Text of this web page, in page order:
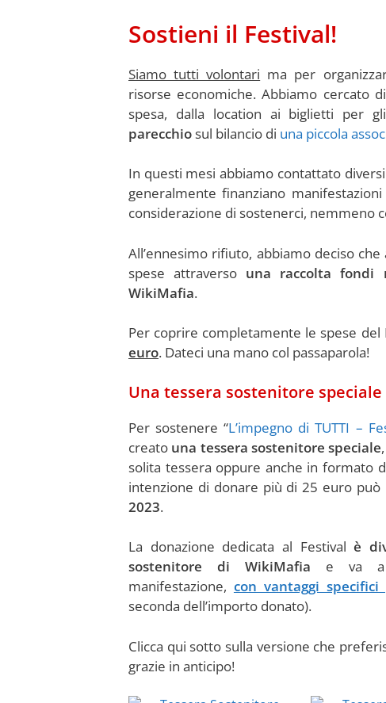
Sostieni il Festival!
Siamo tutti volontari ma per
risorse economiche. Abbiamo cercato
spesa, dalla location ai biglietti per
parecchio sul bilancio di una piccola
In questi mesi abbiamo contattato
generalmente finanziano
considerazione di sostenerci, nemmeno
All’ennesimo rifiuto, abbiamo deciso
spese attraverso una raccolta fondi
WikiMafia.
Per coprire completamente le spese del
euro. Dateci una mano col passaparola!
Una tessera sostenitore speciale
Per sostenere “L’impegno di TUTTI –
creato una tessera sostenitore speciale
solita tessera oppure anche in formato
intenzione di donare più di 25 euro può
2023.
La donazione dedicata al Festival è
sostenitore di WikiMafia e va a
manifestazione, con vantaggi
seconda dell’importo donato).
Clicca qui sotto sulla versione che
grazie in anticipo!